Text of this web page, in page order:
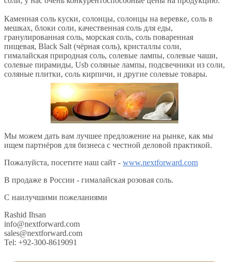
Каменная соль куски, солонцы, солонцы на веревке, соль в
мешках, блоки соли, качественная соль для еды,
гранулированная соль, морская соль, соль поваренная
пищевая, Black Salt (чёрная соль), кристаллы соли,
гималайская природная соль, солевые лампы, солевые чаши,
солевые пирамиды, Usb соляные лампы, подсвечники из соли,
соляные плитки, соль кирпичи, и другие солевые товары.
Мы можем дать вам лучшее предложение на рынке, как мы
ищем партнёров для бизнеса с честной деловой практикой.
Пожалуйста, посетите наш сайт - www.nextforward.com
В продаже в России - гималайская розовая соль.
С наилучшими пожеланиями
Rashid Ihsan
info@nextforward.com
sales@nextforward.com
Tel: +92-300-8619091